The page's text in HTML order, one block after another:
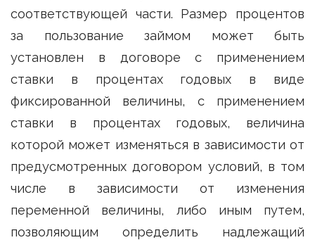
соответствующей части. Размер процентов
за пользование займом может быть
установлен в договоре с применением
ставки в процентах годовых в виде
фиксированной величины, с применением
ставки в процентах годовых, величина
которой может изменяться в зависимости от
предусмотренных договором условий, в том
числе в зависимости от изменения
переменной величины, либо иным путем,
позволяющим определить надлежащий